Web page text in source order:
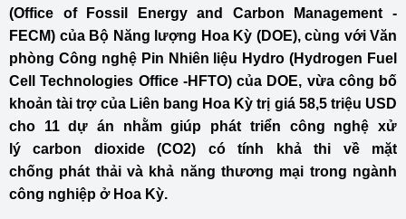
(Office of Fossil Energy and Carbon Management -
FECM) của Bộ Năng lượng Hoa Kỳ (DOE), cùng với Văn
phòng Công nghệ Pin Nhiên liệu Hydro (Hydrogen Fuel
Cell Technologies Office -HFTO) của DOE, vừa công bố
khoản tài trợ của Liên bang Hoa Kỳ trị giá 58,5 triệu USD
cho 11 dự án nhằm giúp phát triển công nghệ xử
lý carbon dioxide (CO2) có tính khả thi về mặt
chống phát thải và khả năng thương mại trong ngành
công nghiệp ở Hoa Kỳ.